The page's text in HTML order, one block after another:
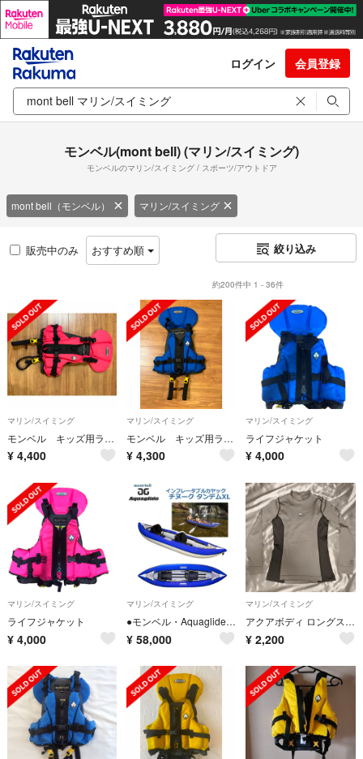
ログイン 会員登録
モンベル(mont bell) (マリン/スイミング)
モンベルのマリン/スイミング / スポーツ/アウトドア
mont bell（モンベル） マリン/スイミング
販売中のみ おすすめ順 絞り込み
約200件中 1 - 36件
マリン/スイミング
モンベル キッズ用ライフジャケット
¥ 4,400
マリン/スイミング
モンベル キッズ用ライフジャケット
¥ 4,300
マリン/スイミング
ライフジャケット
¥ 4,000
マリン/スイミング
ライフジャケット
¥ 4,000
マリン/スイミング
●モンベル・Aquaglide●インフレータブルカヤック チヌーク タンデムXL
¥ 58,000
マリン/スイミング
アクアボディ ロングスリーブシャツ Women's モンベル ラッシュガード
¥ 2,200